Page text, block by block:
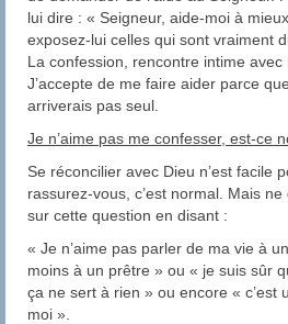
lui dire : « Seigneur, aide-moi à
exposez-lui celles qui sont vraiment
La confession, rencontre intime avec
J’accepte de me faire aider parce
arriverais pas seul.
Je n’aime pas me confesser, est-ce
Se réconcilier avec Dieu n’est facile
rassurez-vous, c’est normal. Mais
sur cette question en disant :
« Je n’aime pas parler de ma vie à
moins à un prêtre » ou « je suis sûr
ça ne sert à rien » ou encore « c’est
moi ».